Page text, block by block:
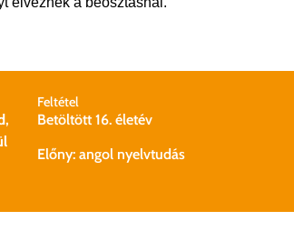
Feltétel
Betöltött 16. életév
Előny: angol nyelvtudás